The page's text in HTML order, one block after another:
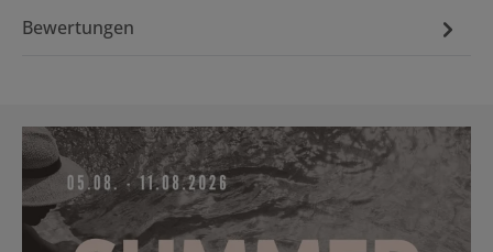
Bewertungen